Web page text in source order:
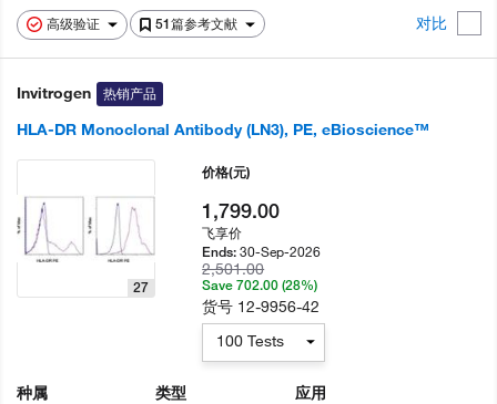
高级验证 51篇参考文献 对比
Invitrogen 热销产品
HLA-DR Monoclonal Antibody (LN3), PE, eBioscience™
27
种属
类型
应用
价格(元)
1,799.00
飞享价
Ends:30-Sep-2026
2,501.00
Save 702.00 (28%)
货号 12-9956-42
100 Tests